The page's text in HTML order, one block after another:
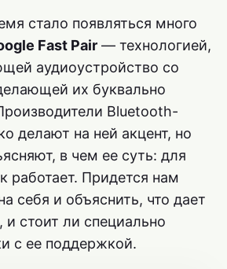
стало появляться много
Fast Pair — технологией,
аудиоустройство со
их буквально
Bluetooth-
делают на ней акцент, но
в чем ее суть: для
работает. Придется нам
себя и объяснить, что дает
и стоит ли специально
с ее поддержкой.